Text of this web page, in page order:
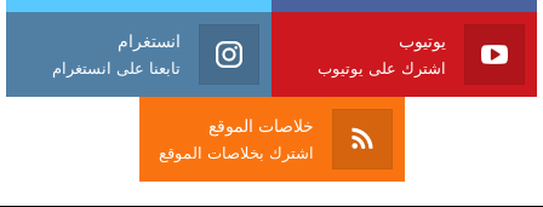
يوتيوب
اشترك على يوتيوب
انستغرام
تابعنا على انستغرام
خلاصات الموقع
اشترك بخلاصات الموقع